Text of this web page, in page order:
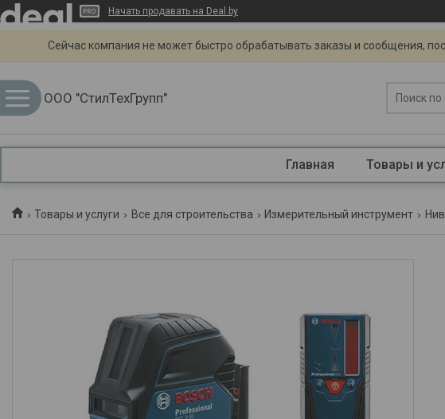
Начать продавать на Deal.by
Сейчас компания не может быстро обрабатывать заказы и сообщения,
ООО "СтилТехГрупп"
Главная Товары и
Товары и услуги Все для строительства Измерительный инструмент